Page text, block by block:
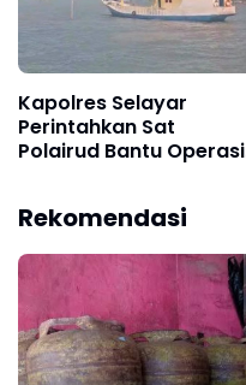
Kapolres Selayar
Perintahkan Sat
Polairud Bantu Operasi
AL dan Basarnas
Rekomendasi